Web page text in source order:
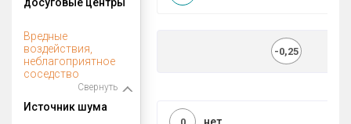
Вредные
воздействия,
неблагоприятное
соседство
Свернуть
-0,25
Источник шума